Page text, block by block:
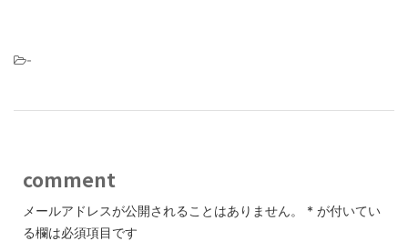
-
comment
メールアドレスが公開されることはありません。 * が付いてい
る欄は必須項目です